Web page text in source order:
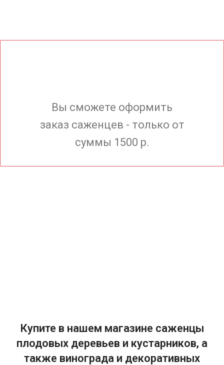
Вы сможете оформить
заказ саженцев - только от
суммы 1500 р.
Купите в нашем магазине саженцы
плодовых деревьев и кустарников, а
также винограда и декоративных